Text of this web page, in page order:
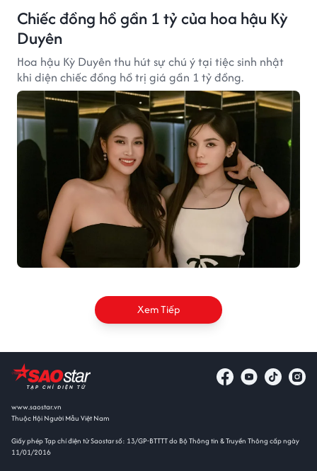
Chiếc đồng hồ gần 1 tỷ của hoa hậu Kỳ
Duyên
Hoa hậu Kỳ Duyên thu hút sự chú ý tại tiệc sinh nhật
khi diện chiếc đồng hồ trị giá gần 1 tỷ đồng.
Xem Tiếp
www.saostar.vn
Thuộc Hội Người Mẫu Việt Nam
Giấy phép Tạp chí điện tử Saostar số: 13/GP-BTTTT do Bộ Thông tin & Truyền Thông cấp ngày
11/01/2016